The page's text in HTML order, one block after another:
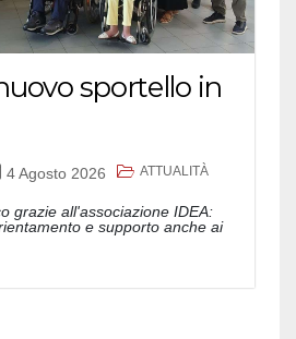
sportello in
4 Agosto 2026 ATTUALITÀ
grazie all'associazione IDEA:
e supporto anche ai